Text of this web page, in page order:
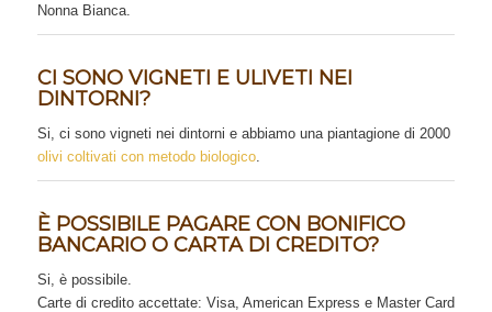
Nonna Bianca.
CI SONO VIGNETI E ULIVETI NEI
DINTORNI?
Si, ci sono vigneti nei dintorni e abbiamo una piantagione di 2000
olivi coltivati con metodo biologico.
È POSSIBILE PAGARE CON BONIFICO
BANCARIO O CARTA DI CREDITO?
Si, è possibile.
Carte di credito accettate: Visa, American Express e Master Card